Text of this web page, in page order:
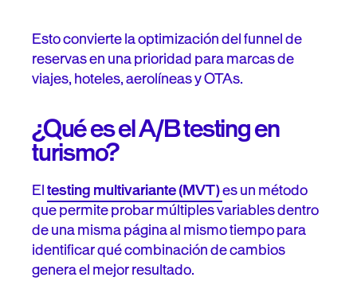
Esto convierte la optimización del funnel de
reservas en una prioridad para marcas de
viajes, hoteles, aerolíneas y OTAs.
¿Qué es el A/B testing en
turismo?
Eltesting multivariante (MVT)es un método
que permite probar múltiples variables dentro
de una misma página al mismo tiempo para
identificar qué combinación de cambios
genera el mejor resultado.